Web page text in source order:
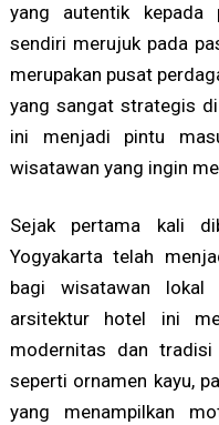
yang autentik kepada
sendiri merujuk pada
merupakan pusat
yang sangat strategis
ini menjadi pintu
wisatawan yang ingin
Sejak pertama kali
Yogyakarta telah
bagi wisatawan lokal
arsitektur hotel ini
modernitas dan tradisi
seperti ornamen kayu,
yang menampilkan